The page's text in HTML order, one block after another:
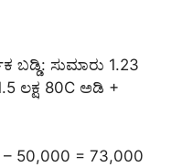
ಬಡ್ಡಿ: ಸುಮಾರು 1.23
ಲಕ್ಷ 80C ಅಡಿ +
– 50,000 = 73,000